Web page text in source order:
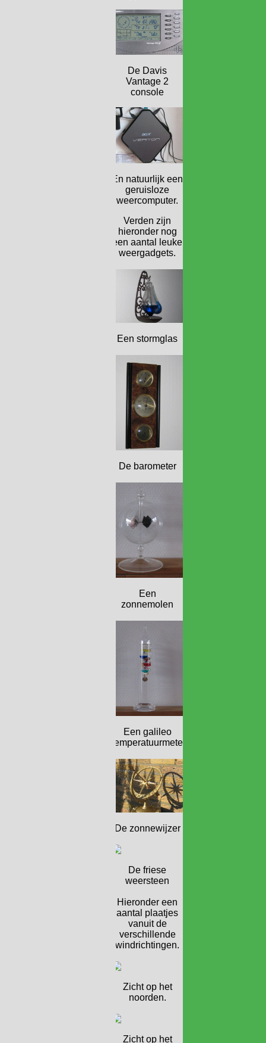
De Davis
Vantage 2
console
En natuurlijk een
geruisloze
weercomputer.
Verden zijn
hieronder nog
een aantal leuke
weergadgets.
Een stormglas
De barometer
Een
zonnemolen
Een galileo
temperatuurmeter
De zonnewijzer
De friese
weersteen
Hieronder een
aantal plaatjes
vanuit de
verschillende
windrichtingen.
Zicht op het
noorden.
Zicht op het